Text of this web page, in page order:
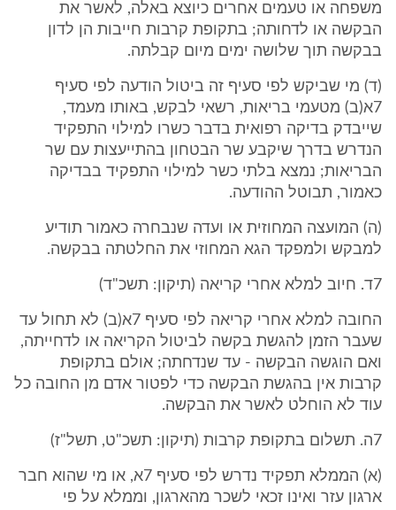
משפחה או טעמים אחרים כיוצא באלה, לאשר את
הבקשה או לדחותה; בתקופת קרבות חייבות הן לדון
בבקשה תוך שלושה ימים מיום קבלתה.
(ד) מי שביקש לפי סעיף זה ביטול הודעה לפי סעיף
7א(ב) מטעמי בריאות, רשאי לבקש, באותו מעמד,
שייבדק בדיקה רפואית בדבר כשרו למילוי התפקיד
הנדרש בדרך שיקבע שר הבטחון בהתייעצות עם שר
הבריאות; נמצא בלתי כשר למילוי התפקיד בבדיקה
כאמור, תבוטל ההודעה.
(ה) המועצה המחוזית או ועדה שנבחרה כאמור תודיע
למבקש ולמפקד הגא המחוזי את החלטתה בבקשה.
7ד. חיוב למלא אחרי קריאה (תיקון: תשכ"ד)
החובה למלא אחרי קריאה לפי סעיף 7א(ב) לא תחול עד
שעבר הזמן להגשת בקשה לביטול הקריאה או לדחייתה,
ואם הוגשה הבקשה - עד שנדחתה; אולם בתקופת
קרבות אין בהגשת הבקשה כדי לפטור אדם מן החובה כל
עוד לא הוחלט לאשר את הבקשה.
7ה. תשלום בתקופת קרבות (תיקון: תשכ"ט, תשל"ז)
(א) הממלא תפקיד נדרש לפי סעיף 7א, או מי שהוא חבר
ארגון עזר ואינו זכאי לשכר מהארגון, וממלא על פי